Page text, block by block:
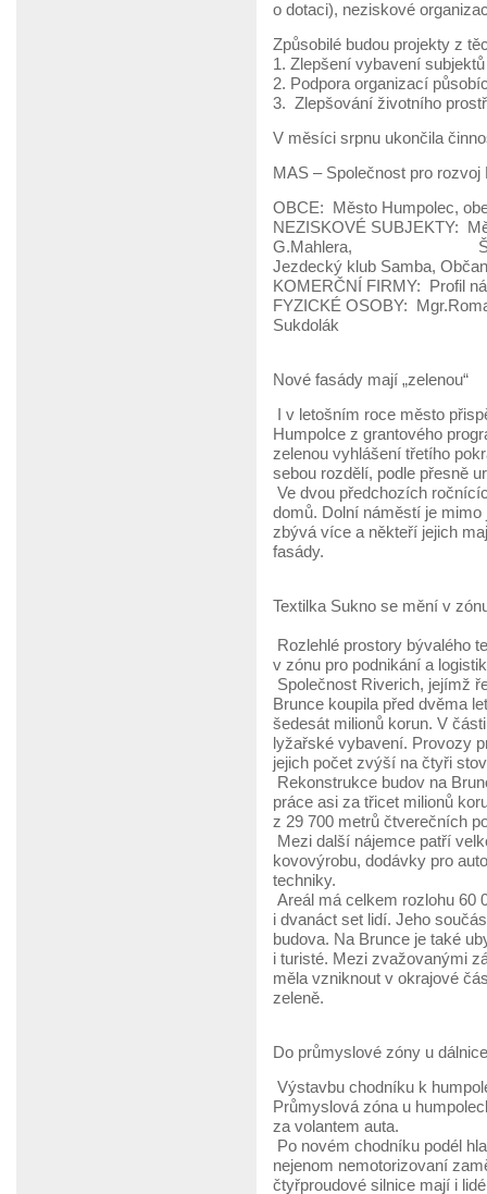
o dotaci), neziskové
Způsobilé budou projekty z
1. Zlepšení vybavení
2. Podpora organizací
3. Zlepšování životního
V měsíci srpnu ukončila
MAS – Společnost pro
OBCE: Město Humpolec,
NEZISKOVÉ SUBJEKTY:
G.Mahlera, Školní
Jezdecký klub Samba,
KOMERČNÍ FIRMY: Profil
FYZICKÉ OSOBY:
Sukdolák
Nové fasády mají „zelenou“
I v letošním roce město
Humpolce z grantového
zelenou vyhlášení třetího
sebou rozdělí, podle přesně
Ve dvou předchozích
domů. Dolní náměstí je
zbývá více a někteří jejich
fasády.
Textilka Sukno se mění v
Rozlehlé prostory bývalého
v zónu pro podnikání a
Společnost Riverich, jejímž
Brunce koupila před dvěma
šedesát milionů korun. V
lyžařské vybavení. Provozy
jejich počet zvýší na čtyři
Rekonstrukce budov na
práce asi za třicet milionů
z 29 700 metrů čtverečních
Mezi další nájemce patří
kovovýrobu, dodávky pro
techniky.
Areál má celkem rozlohu 60
i dvanáct set lidí. Jeho
budova. Na Brunce je také
i turisté. Mezi zvažovanými
měla vzniknout v okrajové
zeleně.
Do průmyslové zóny u
Výstavbu chodníku k
Průmyslová zóna u
za volantem auta.
Po novém chodníku podél
nejenom nemotorizovaní
čtyřproudové silnice mají i